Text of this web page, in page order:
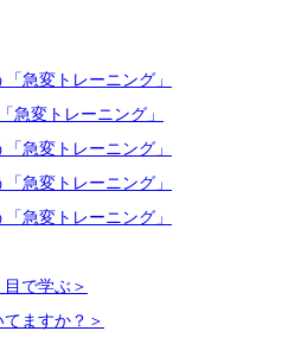
急変トレーニング」
急変トレーニング」
急変トレーニング」
急変トレーニング」
急変トレーニング」
で学ぶ＞
ますか？＞